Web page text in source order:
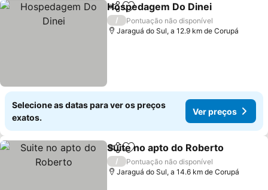
PartilharAdicionar aos favoritos
Hospedagem Do Dinei
/
Pontuação não disponível
Jaraguá do Sul, a 12.9 km de Corupá
Selecione as datas para ver os preços
exatos.
Ver preços
PartilharAdicionar aos favoritos
Suite no apto do Roberto
/
Pontuação não disponível
Jaraguá do Sul, a 14.6 km de Corupá